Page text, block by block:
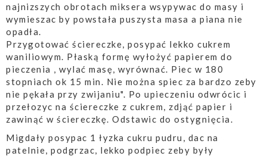
najnizszych obrotach miksera wsypywac do masy i
wymieszac by powstała puszysta masa a piana nie
opadła.
Przygotować ściereczke, posypać lekko cukrem
waniliowym. Płaską formę wyłożyć papierem do
pieczenia , wylać masę, wyrównać. Piec w 180
stopniach ok 15 min. Nie można spiec za bardzo zeby
nie pękała przy zwijaniu". Po upieczeniu odwrócic i
przełozyc na ściereczke z cukrem, zdjąć papier i
zawinąć w ściereczkę. Odstawic do ostygnięcia.
Migdały posypac 1 łyzka cukru pudru, dac na
patelnie, podgrzac, lekko podpiec zeby były